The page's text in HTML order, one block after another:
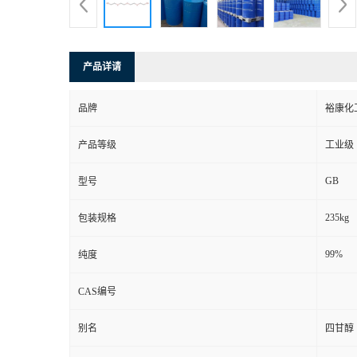
产品详请
品牌 裕康化
产品等级 工业级
型号 GB
包装规格 235kg
纯度 99%
CAS编号
别名 四甘醇